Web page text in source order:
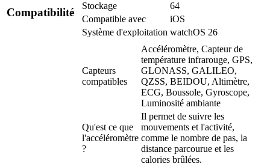
Compatibilité
Stockage
64
Compatible avec
iOS
Système d'exploitation watchOS 26
Capteurs
compatibles
Accéléromètre, Capteur de
température infrarouge, GPS,
GLONASS, GALILEO,
QZSS, BEIDOU, Altimètre,
ECG, Boussole, Gyroscope,
Luminosité ambiante
Qu'est ce que
l'accéléromètre
?
Il permet de suivre les
mouvements et l'activité,
comme le nombre de pas, la
distance parcourue et les
calories brûlées.